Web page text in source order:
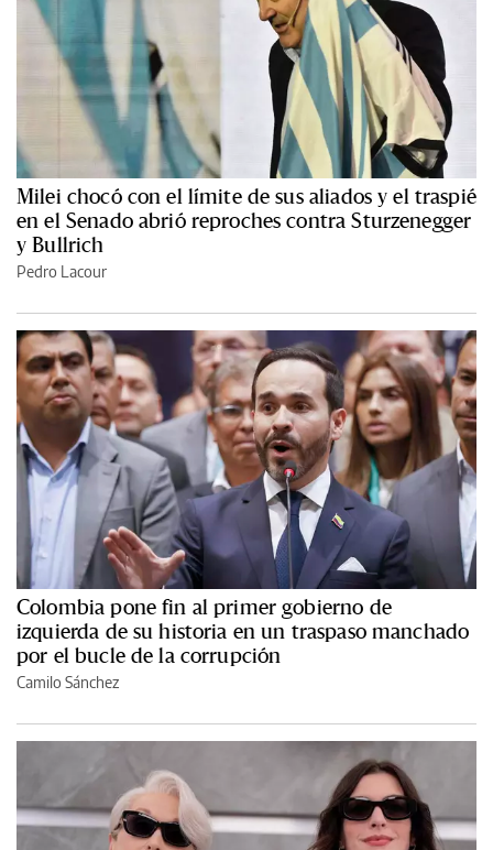
Milei chocó con el límite de sus aliados y el traspié
en el Senado abrió reproches contra Sturzenegger
y Bullrich
Pedro Lacour
Colombia pone fin al primer gobierno de
izquierda de su historia en un traspaso manchado
por el bucle de la corrupción
Camilo Sánchez